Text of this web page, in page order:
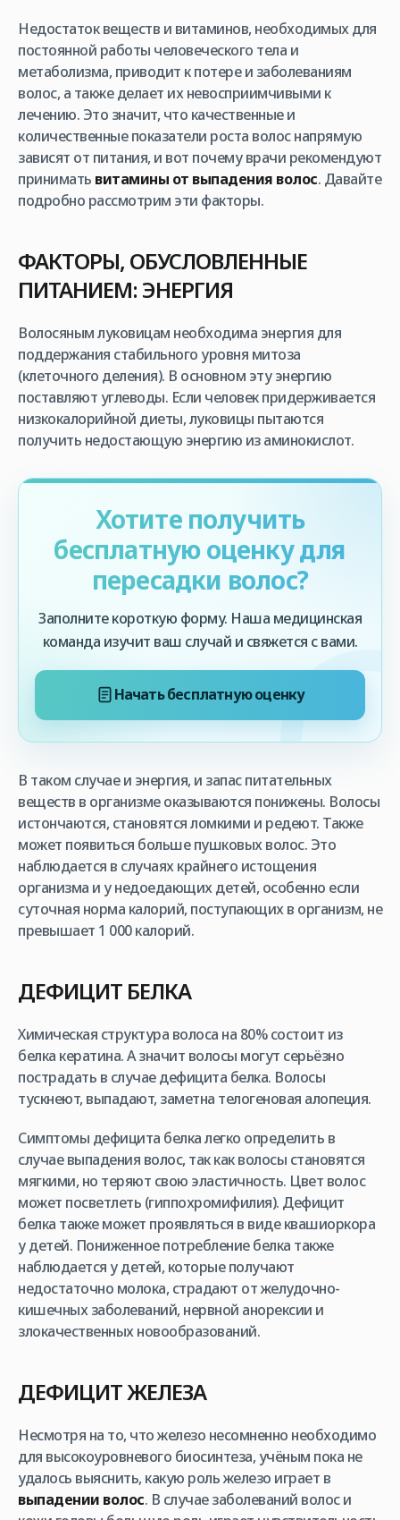
Недостаток веществ и витаминов, необходимых для
постоянной работы человеческого тела и
метаболизма, приводит к потере и заболеваниям
волос, а также делает их невосприимчивыми к
лечению. Это значит, что качественные и
количественные показатели роста волос напрямую
зависят от питания, и вот почему врачи рекомендуют
принимать витамины от выпадения волос. Давайте
подробно рассмотрим эти факторы.
ФАКТОРЫ, ОБУСЛОВЛЕННЫЕ
ПИТАНИЕМ: ЭНЕРГИЯ
Волосяным луковицам необходима энергия для
поддержания стабильного уровня митоза
(клеточного деления). В основном эту энергию
поставляют углеводы. Если человек придерживается
низкокалорийной диеты, луковицы пытаются
получить недостающую энергию из аминокислот.
Хотите получить
бесплатную оценку для
пересадки волос?
Заполните короткую форму. Наша медицинская
команда изучит ваш случай и свяжется с вами.
Начать бесплатную оценку
В таком случае и энергия, и запас питательных
веществ в организме оказываются понижены. Волосы
истончаются, становятся ломкими и редеют. Также
может появиться больше пушковых волос. Это
наблюдается в случаях крайнего истощения
организма и у недоедающих детей, особенно если
суточная норма калорий, поступающих в организм, не
превышает 1 000 калорий.
ДЕФИЦИТ БЕЛКА
Химическая структура волоса на 80% состоит из
белка кератина. А значит волосы могут серьёзно
пострадать в случае дефицита белка. Волосы
тускнеют, выпадают, заметна телогеновая алопеция.
Симптомы дефицита белка легко определить в
случае выпадения волос, так как волосы становятся
мягкими, но теряют свою эластичность. Цвет волос
может посветлеть (гиппохромифилия). Дефицит
белка также может проявляться в виде квашиоркора
у детей. Пониженное потребление белка также
наблюдается у детей, которые получают
недостаточно молока, страдают от желудочно-
кишечных заболеваний, нервной анорексии и
злокачественных новообразований.
ДЕФИЦИТ ЖЕЛЕЗА
Несмотря на то, что железо несомненно необходимо
для высокоуровневого биосинтеза, учёным пока не
удалось выяснить, какую роль железо играет в
выпадении волос. В случае заболеваний волос и